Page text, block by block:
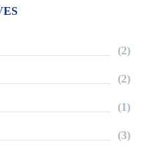
(2)
(2)
(1)
(3)